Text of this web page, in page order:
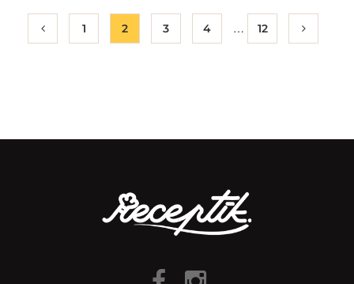
1 2 3 4 … 12